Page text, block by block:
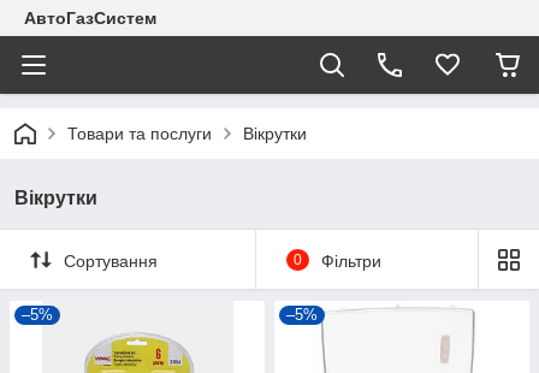
АвтоГазСистем
Товари та послуги Вікрутки
Вікрутки
Сортування 0 Фільтри
–5% –5%